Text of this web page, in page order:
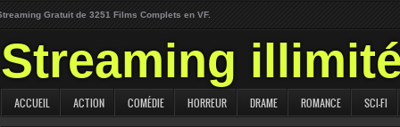
Gratuit de 3251 Films Complets en VF.
Streaming
ACCUEIL ACTION COMÉDIE HORREUR DRAME ROMANCE SCI-FI